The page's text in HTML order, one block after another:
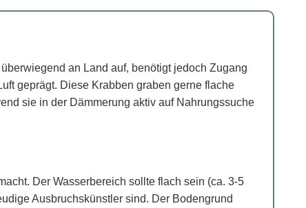
an Land auf, benötigt jedoch Zugang
geprägt. Diese Krabben graben gerne flache
sie in der Dämmerung aktiv auf Nahrungssuche
Der Wasserbereich sollte flach sein (ca. 3-5
Ausbruchskünstler sind. Der Bodengrund